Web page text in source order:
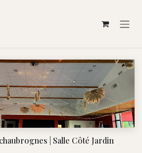
| Salle Côté Jardin